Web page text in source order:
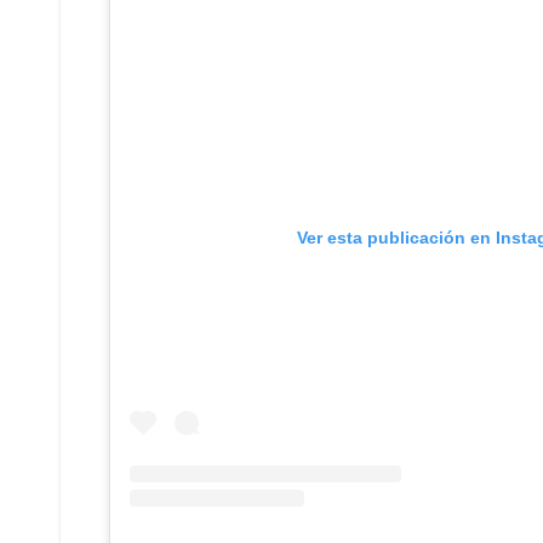
Ver esta publicación en